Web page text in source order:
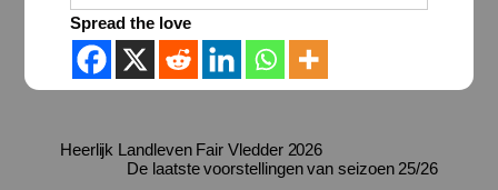
Spread the love
Heerlijk Landleven Fair Vledder 2026
De laatste voorstellingen van seizoen 25/26